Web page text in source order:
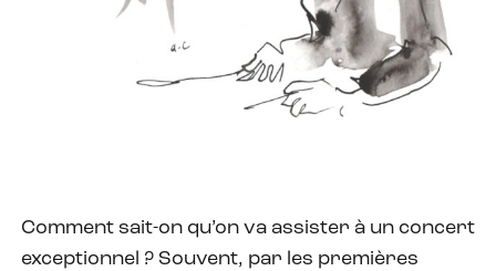
Comment sait-on qu’on va assister à un concert
exceptionnel ? Souvent, par les premières